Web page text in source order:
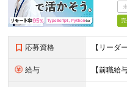
応募資格
給与